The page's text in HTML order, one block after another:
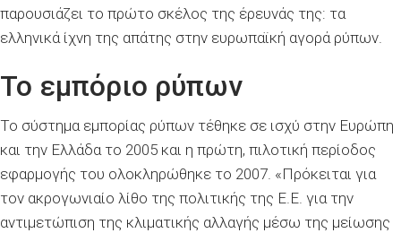
παρουσιάζει το πρώτο σκέλος της έρευνάς της: τα
ελληνικά ίχνη της απάτης στην ευρωπαϊκή αγορά ρύπων.
Το εμπόριο ρύπων
Το σύστημα εμπορίας ρύπων τέθηκε σε ισχύ στην Ευρώπη
και την Ελλάδα το 2005 και η πρώτη, πιλοτική περίοδος
εφαρμογής του ολοκληρώθηκε το 2007. «Πρόκειται για
τον ακρογωνιαίο λίθο της πολιτικής της Ε.Ε. για την
αντιμετώπιση της κλιματικής αλλαγής μέσω της μείωσης